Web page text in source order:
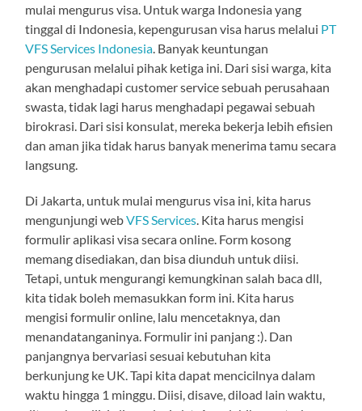
mulai mengurus visa. Untuk warga Indonesia yang
tinggal di Indonesia, kepengurusan visa harus melalui PT
VFS Services Indonesia . Banyak keuntungan
pengurusan melalui pihak ketiga ini. Dari sisi warga, kita
akan menghadapi customer service sebuah perusahaan
swasta, tidak lagi harus menghadapi pegawai sebuah
birokrasi. Dari sisi konsulat, mereka bekerja lebih efisien
dan aman jika tidak harus banyak menerima tamu secara
langsung.
Di Jakarta, untuk mulai mengurus visa ini, kita harus
mengunjungi webVFS Services . Kita harus mengisi
formulir aplikasi visa secara online. Form kosong
memang disediakan, dan bisa diunduh untuk diisi.
Tetapi, untuk mengurangi kemungkinan salah baca dll,
kita tidak boleh memasukkan form ini. Kita harus
mengisi formulir online, lalu mencetaknya, dan
menandatanganinya. Formulir ini panjang :). Dan
panjangnya bervariasi sesuai kebutuhan kita
berkunjung ke UK. Tapi kita dapat mencicilnya dalam
waktu hingga 1 minggu. Diisi, disave, diload lain waktu,